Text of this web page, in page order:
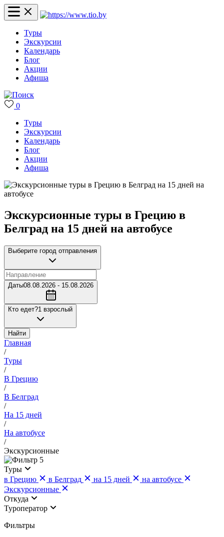
Туры
Экскурсии
Календарь
Блог
Акции
Афиша
0
Туры
Экскурсии
Календарь
Блог
Акции
Афиша
Экскурсионные туры в Грецию в
Белград на 15 дней на автобусе
Выберите город отправления
Даты08.08.2026 - 15.08.2026
Кто едет?1 взрослый
Найти
Главная
/
Туры
/
В Грецию
/
В Белград
/
На 15 дней
/
На автобусе
/
Экскурсионные
5
Туры
в Грецию
в Белград на 15 дней
на автобусе
Экскурсионные
Откуда
Туроператор
Фильтры